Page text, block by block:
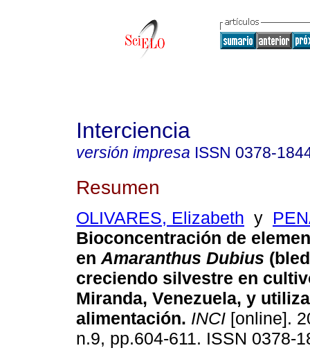
Interciencia
versión impresa ISSN 0378-
Resumen
OLIVARES, Elizabeth y
Bioconcentración de
en Amaranthus Dubius
creciendo silvestre en
Miranda, Venezuela, y
alimentación. INCI [online].
n.9, pp.604-611. ISSN 0378-